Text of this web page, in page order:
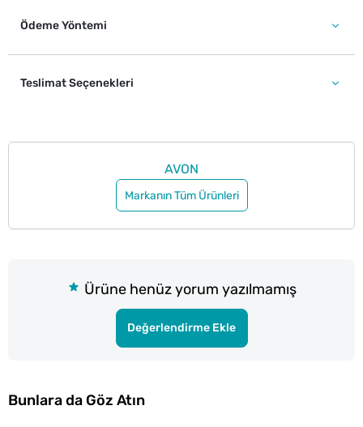
Ödeme Yöntemi
Teslimat Seçenekleri
AVON
Markanın Tüm Ürünleri
Ürüne henüz yorum yazılmamış
Değerlendirme Ekle
Bunlara da Göz Atın